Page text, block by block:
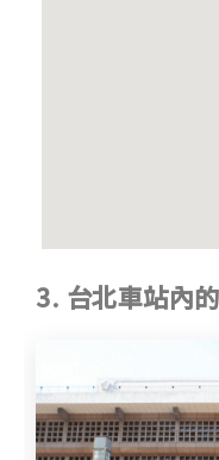
3. 台北車站內